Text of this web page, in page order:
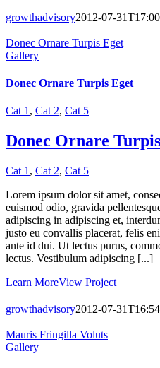
growthadvisory2012-07-
Donec Ornare Turpis Eget
Gallery
Donec Ornare Turpis Eget
Cat 1, Cat 2, Cat 5
Donec Ornare
Cat 1 , Cat 2, Cat 5
Lorem ipsum dolor sit amet,
euismod odio, gravida
adipiscing in adipiscing et,
justo eu convallis placerat, felis
ante id dui. Ut lectus purus,
lectus. Vestibulum adipiscing [...]
Learn MoreView Project
growthadvisory2012-07-
Mauris Fringilla Voluts
Gallery